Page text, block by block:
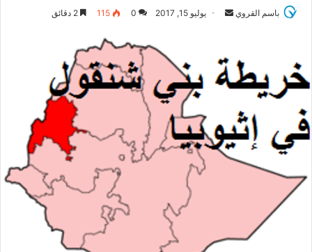
باسم القروي
ل
ب
د
ا
يوليو 15, 2017 0
115